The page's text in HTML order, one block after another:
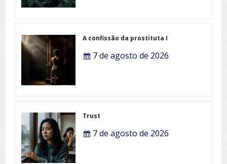
A confissão da prostituta I
7 de agosto de 2026
Trust
7 de agosto de 2026